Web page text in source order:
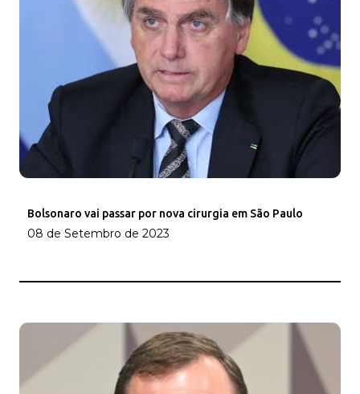
Bolsonaro vai passar por nova cirurgia em São Paulo
08 de Setembro de 2023